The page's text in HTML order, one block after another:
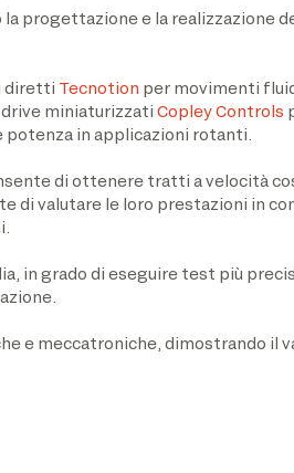
progettazione e la realizzazione
diretti Tecnotion per movimenti
miniaturizzati Copley Controls
potenza in applicazioni rotanti.
di ottenere tratti a velocità
valutare le loro prestazioni in
in grado di eseguire test più
e meccatroniche, dimostrando il